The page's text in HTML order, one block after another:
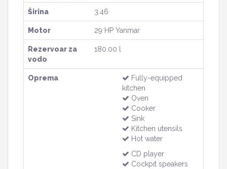
Širina 3.46
Motor 29 HP Yanmar
Rezervoar za
vodo
180.00 l
Oprema
Fully-equipped
kitchen
Oven
Cooker
Sink
Kitchen utensils
Hot water
CD player
Cockpit speakers